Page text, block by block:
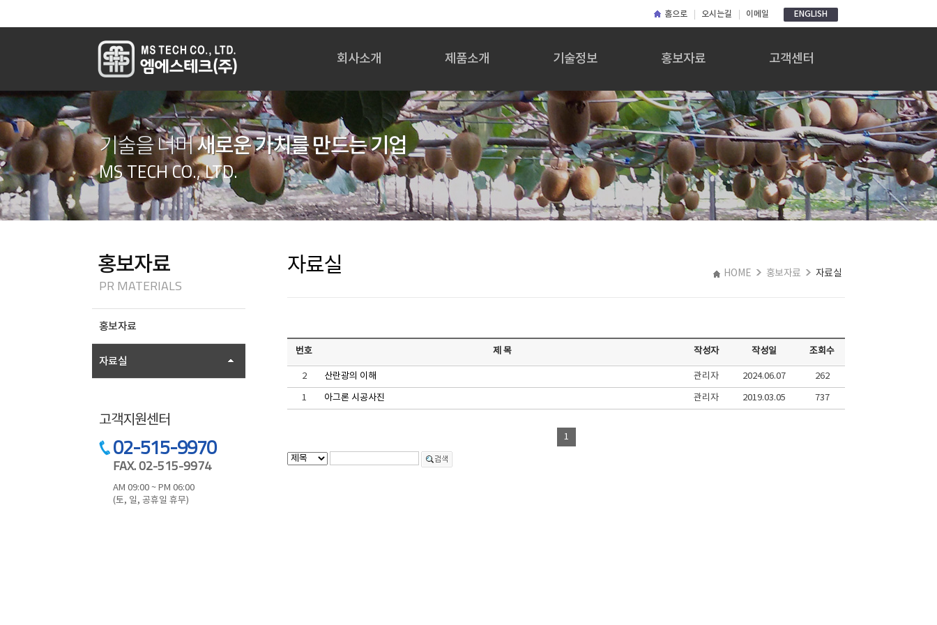
홈으로 오시는길 이메일 ENGLISH
회사소개
회사개요
회사연혁
임원진 주요경력
조직도
인증현황
오시는길
제품소개
주요 제품라인
직조필름 특성
직조필름 시공방법
산업용
기타
기술정보
기반기술/관련기술
생산공정도
사용용도
홍보자료
홍보자료
자료실
고객센터
공지사항
Q&A
기술을 너머새로운 가치를 만드는 기업
MS TECH CO., LTD.
홍보자료
PR MATERIALS
홍보자료
자료실
고객지원센터
02-515-9970
FAX. 02-515-9974
AM 09:00 ~ PM 06:00
(토, 일, 공휴일 휴무)
자료실 HOME 홍보자료 자료실
번호 제 목 작성자 작성일 조회수
2 산란광의 이해 관리자 2024.06.07 262
1 아그론 시공사진 관리자 2019.03.05 737
1